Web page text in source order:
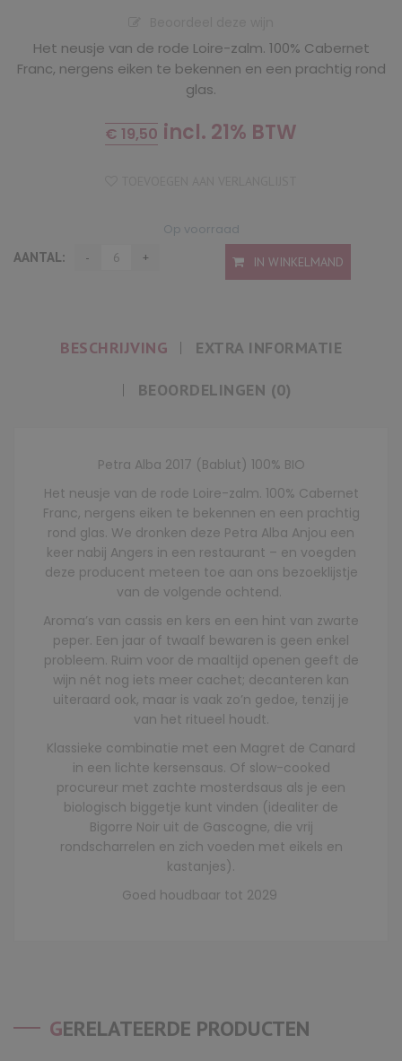
Het neusje van de rode Loire-zalm. 100% Cabernet
Franc, nergens eiken te bekennen en een prachtig rond
glas.
€ 19,50 incl. 21% BTW
Op voorraad
AANTAL:
IN WINKELMAND
BESCHRIJVING EXTRA INFORMATIE
BEOORDELINGEN (0)
Petra Alba 2017 (Bablut) 100% BIO
Het neusje van de rode Loire-zalm. 100% Cabernet
Franc, nergens eiken te bekennen en een prachtig
rond glas. We dronken deze Petra Alba Anjou een
keer nabij Angers in een restaurant – en voegden
deze producent meteen toe aan ons bezoeklijstje
van de volgende ochtend.
Aroma’s van cassis en kers en een hint van zwarte
peper. Een jaar of twaalf bewaren is geen enkel
probleem. Ruim voor de maaltijd openen geeft de
wijn nét nog iets meer cachet; decanteren kan
uiteraard ook, maar is vaak zo’n gedoe, tenzij je
van het ritueel houdt.
Klassieke combinatie met een Magret de Canard
in een lichte kersensaus. Of slow-cooked
procureur met zachte mosterdsaus als je een
biologisch biggetje kunt vinden (idealiter de
Bigorre Noir uit de Gascogne, die vrij
rondscharrelen en zich voeden met eikels en
kastanjes).
Goed houdbaar tot 2029
GERELATEERDE PRODUCTEN